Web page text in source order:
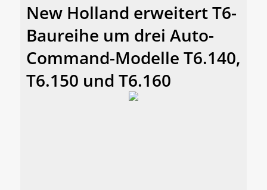
New Holland erweitert T6-
Baureihe um drei Auto-
Command-Modelle T6.140,
T6.150 und T6.160